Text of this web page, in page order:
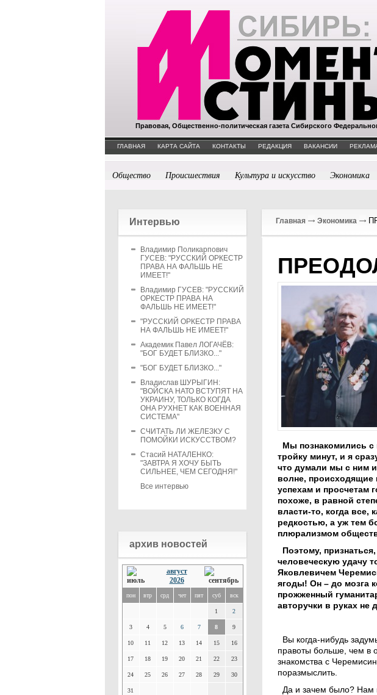
Правовая, Общественно-политическая газета Сибирского
ГЛАВНАЯ КАРТА САЙТА КОНТАКТЫ РЕДАКЦИЯ ВАКАНСИИ
Общество Происшествия Культура и искусство Экономика
Интервью
Владимир Поликарпович
ГУСЕВ: "РУССКИЙ ОРКЕСТР
ПРАВА НА ФАЛЬШЬ НЕ
ИМЕЕТ!"
Владимир ГУСЕВ: "РУССКИЙ
ОРКЕСТР ПРАВА НА
ФАЛЬШЬ НЕ ИМЕЕТ!"
"РУССКИЙ ОРКЕСТР ПРАВА
НА ФАЛЬШЬ НЕ ИМЕЕТ!"
Академик Павел ЛОГАЧЁВ:
"БОГ БУДЕТ БЛИЗКО..."
"БОГ БУДЕТ БЛИЗКО..."
Владислав ШУРЫГИН:
"ВОЙСКА НАТО ВСТУПЯТ НА
УКРАИНУ, ТОЛЬКО КОГДА
ОНА РУХНЕТ КАК ВОЕННАЯ
СИСТЕМА"
СЧИТАТЬ ЛИ ЖЕЛЕЗКУ С
ПОМОЙКИ ИСКУССТВОМ?
Стасий НАТАЛЕНКО:
"ЗАВТРА Я ХОЧУ БЫТЬ
СИЛЬНЕЕ, ЧЕМ СЕГОДНЯ!"
Все интервью
архив новостей
август
2026
пон втр срд чет пят суб вск
1 2
3 4 5 6 7 8 9
10 11 12 13 14 15 16
17 18 19 20 21 22 23
24 25 26 27 28 29 30
31
Главная Экономика
Мы познакомились с
тройку минут, и я
что думали мы с ним
волне, происходящие
успехам и просчетам
похоже, в равной
власти-то, когда все,
редкостью, а уж тем
плюрализмом
Поэтому,
человеческую удачу
Яковлевичем
ягоды! Он – до мозга
прожженный
авторучки в руках не
Вы когда-нибудь
правоты больше, чем в
знакомства с
поразмыслить.
Да и зачем было? Нам